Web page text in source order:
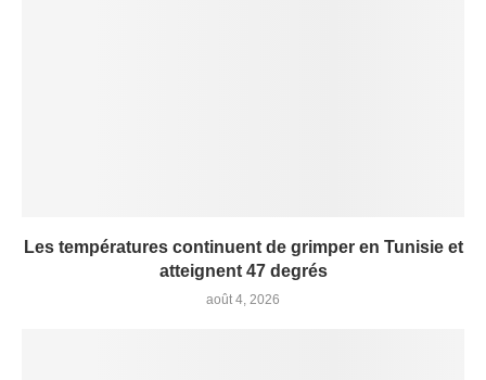
Les températures continuent de grimper en Tunisie et
atteignent 47 degrés
août 4, 2026